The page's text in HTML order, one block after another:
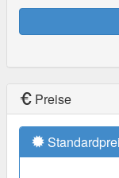
Preise